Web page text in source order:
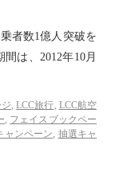
者数1億人突破を
は、2012年10月
,LCC旅行, LCC航空
, フェイスブックペー
ャンペーン, 抽選キャ